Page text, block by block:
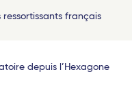
français
depuis l’Hexagone